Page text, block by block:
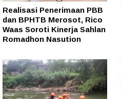
Realisasi Penerimaan PBB
dan BPHTB Merosot, Rico
Waas Soroti Kinerja Sahlan
Romadhon Nasution